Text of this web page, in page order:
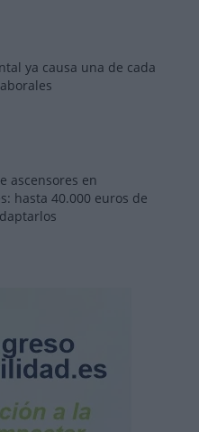
ya causa una de cada
ascensores en
hasta 40.000 euros de